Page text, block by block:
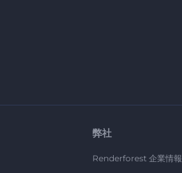
弊社
Renderforest 企業情報